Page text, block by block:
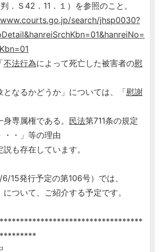
Ｓ42．11．１）を参照のこと。
search/jhsp0030?
不法行為によって死亡した被害者の慰
となるかどうか」については、「慰謝
専属権である。 民法第711条の規定
・・」等の理由
も存在しています。
15発行予定の第106号）では、
について、ご紹介する予定です。